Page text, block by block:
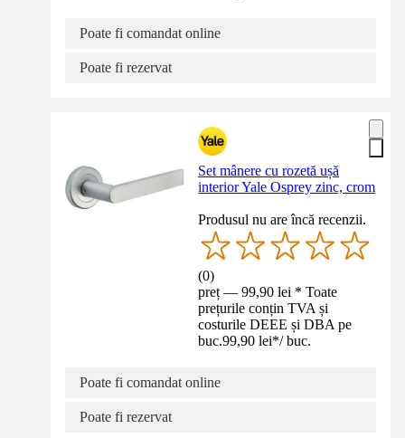
Poate fi comandat online
Poate fi rezervat
Set mânere cu rozetă ușă
interior Yale Osprey zinc, crom
Produsul nu are încă recenzii.
(0)
preț — 99,90 lei * Toate
prețurile conțin TVA și
costurile DEEE și DBA pe
buc.99,90 lei*/ buc.
Poate fi comandat online
Poate fi rezervat